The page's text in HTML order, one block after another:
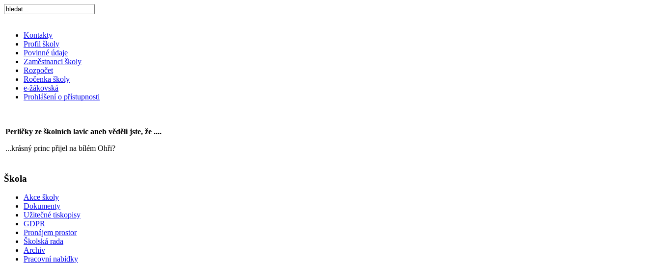
Kontakty
Profil školy
Povinné údaje
Zaměstnanci školy
Rozpočet
Ročenka školy
e-žákovská
Prohlášení o přístupnosti
Perličky ze školních lavic aneb věděli jste, že ....
...krásný princ přijel na bílém Ohři?
Škola
Akce školy
Dokumenty
Užitečné tiskopisy
GDPR
Pronájem prostor
Školská rada
Archiv
Pracovní nabídky